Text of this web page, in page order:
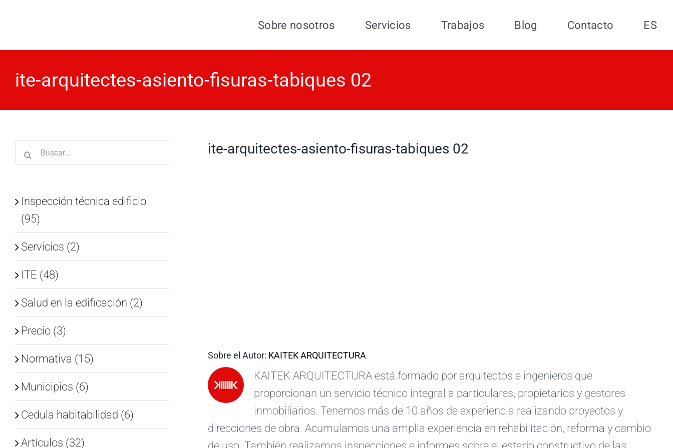
Sobre nosotros Servicios Trabajos Blog Contacto ES
ite-arquitectes-asiento-fisuras-tabiques 02
ite-arquitectes-asiento-fisuras-tabiques 02
Sobre el Autor: KAITEK ARQUITECTURA
KAITEK ARQUITECTURA está formado por arquitectos e ingenieros que
proporcionan un servicio técnico integral a particulares, propietarios y gestores
inmobiliarios. Tenemos más de 10 años de experiencia realizando proyectos y
direcciones de obra. Acumulamos una amplia experiencia en rehabilitación, reforma y cambio
Buscar:
Inspección técnica edificio
(95)
Servicios (2)
ITE (48)
Salud en la edificación (2)
Precio (3)
Normativa (15)
Municipios (6)
Cedula habitabilidad (6)
Artículos (32)